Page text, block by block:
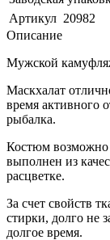
Артикул 20982
Описание
Мужской
Маскхалат
время активного
рыбалка.
Костюм возможно
выполнен из
расцветке.
За счет свойств
стирки, долго не
долгое время.